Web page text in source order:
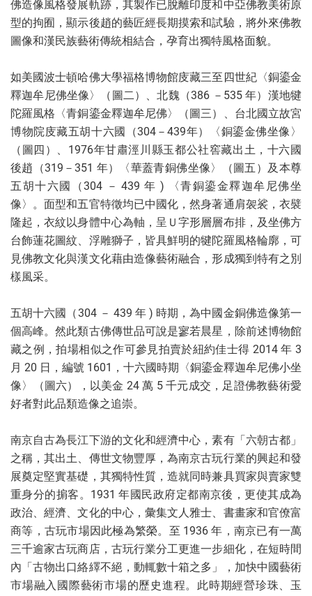
佛造像風格發展軌跡，其製作已脫離印度和中亞佛教美術原
型的拘囿，顯示後趙的藝匠經長期摸索和試驗，將外來佛教
圖像和漢民族藝術傳統相結合，孕育出獨特風格面貌。
如美國波士頓哈佛大學福格博物館庋藏三至四世紀〈銅鎏金
釋迦牟尼佛坐像〉（圖二）、北魏（386 －535 年）漢地犍
陀羅風格〈青銅鎏金釋迦牟尼佛〉（圖三）、台北國立故宮
博物院庋藏五胡十六國（304－439年）〈銅鎏金佛坐像〉
（圖四）、1976年甘肅涇川縣玉都公社窖藏出土，十六國
後趙（319－351 年）〈華蓋青銅佛坐像〉（圖五）及本尊
五胡十六國（304 － 439 年 ) 〈青銅鎏金釋迦牟尼佛坐
像〉。面型和五官特徵均已中國化，然身著通肩袈裟，衣襞
隆起，衣紋以身體中心為軸，呈Ｕ字形層層布排，及坐佛方
台飾蓮花圖紋、浮雕獅子，皆具鮮明的犍陀羅風格輪廓，可
見佛教文化與漢文化藉由造像藝術融合，形成獨到特有之別
樣風采。
五胡十六國（304 － 439 年 ) 時期，為中國金銅佛造像第一
個高峰。然此類古佛傳世品可說是寥若晨星，除前述博物館
藏之例，拍場相似之作可參見拍賣於紐約佳士得 2014 年 3
月 20 日，編號 1601，十六國時期〈銅鎏金釋迦牟尼佛小坐
像〉（圖六），以美金 24 萬 5 千元成交，足證佛教藝術愛
好者對此品類造像之追崇。
南京自古為長江下游的文化和經濟中心，素有「六朝古都」
之稱，其出土、傳世文物豐厚，為南京古玩行業的興起和發
展奠定堅實基礎，其獨特性質，造就同時兼具買家與賣家雙
重身分的掮客。1931 年國民政府定都南京後，更使其成為
政治、經濟、文化的中心，彙集文人雅士、書畫家和官僚富
商等，古玩市場因此極為繁榮。至 1936 年，南京已有一萬
三千逾家古玩商店，古玩行業分工更進一步細化，在短時間
內「古物出口絡繹不絕，動輒數十箱之多」，加快中國藝術
市場融入國際藝術市場的歷史進程。此時期經營珍珠、玉